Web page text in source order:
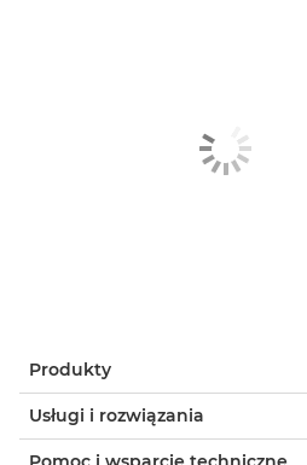
Produkty
Usługi i rozwiązania